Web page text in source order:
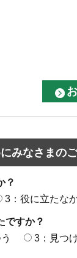
みなさまの
？
3：役に立たな
ですか？
3：見つ